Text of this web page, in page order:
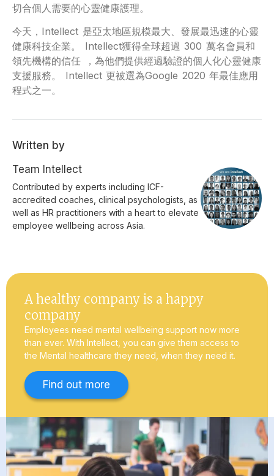
切合個人需要的心靈健康護理。
今天，Intellect 是亞太地區規模最大、發展最迅速的心靈
健康科技企業。 Intellect獲得全球超過 300 萬名會員和
領先機構的信任 ，為他們提供經過驗證的個人化心靈健康
支援服務。 Intellect 更被選為Google 2020 年最佳應用
程式之一。
Written by
Team Intellect
Contributed by experts including ICF-
accredited coaches, clinical psychologists, as
well as HR practitioners with a heart to elevate
employee wellbeing across Asia.
A healthy company is a happy
company
Employees need mental wellbeing support now more
than ever. With Intellect, you can give them access to
the Mental healthcare they need, when they need it.
Find out more